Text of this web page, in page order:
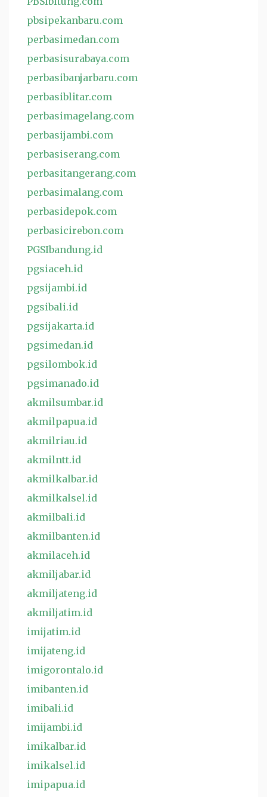
pbsipekanbaru.com
perbasimedan.com
perbasisurabaya.com
perbasibanjarbaru.com
perbasiblitar.com
perbasimagelang.com
perbasijambi.com
perbasiserang.com
perbasitangerang.com
perbasimalang.com
perbasidepok.com
perbasicirebon.com
PGSIbandung.id
pgsiaceh.id
pgsijambi.id
pgsibali.id
pgsijakarta.id
pgsimedan.id
pgsilombok.id
pgsimanado.id
akmilsumbar.id
akmilpapua.id
akmilriau.id
akmilntt.id
akmilkalbar.id
akmilkalsel.id
akmilbali.id
akmilbanten.id
akmilaceh.id
akmiljabar.id
akmiljateng.id
akmiljatim.id
imijatim.id
imijateng.id
imigorontalo.id
imibanten.id
imibali.id
imijambi.id
imikalbar.id
imikalsel.id
imipapua.id